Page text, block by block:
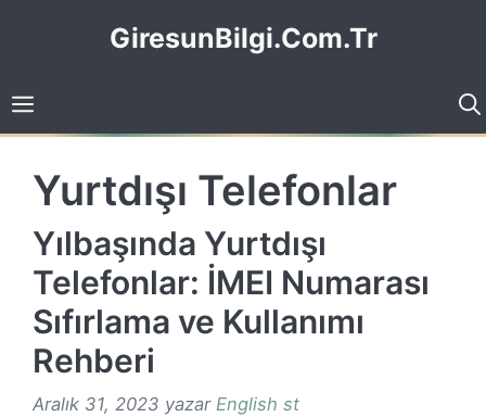
GiresunBilgi.Com.Tr
Yurtdışı Telefonlar
Yılbaşında Yurtdışı
Telefonlar: İMEI Numarası
Sıfırlama ve Kullanımı
Rehberi
Aralık 31, 2023 yazar English st